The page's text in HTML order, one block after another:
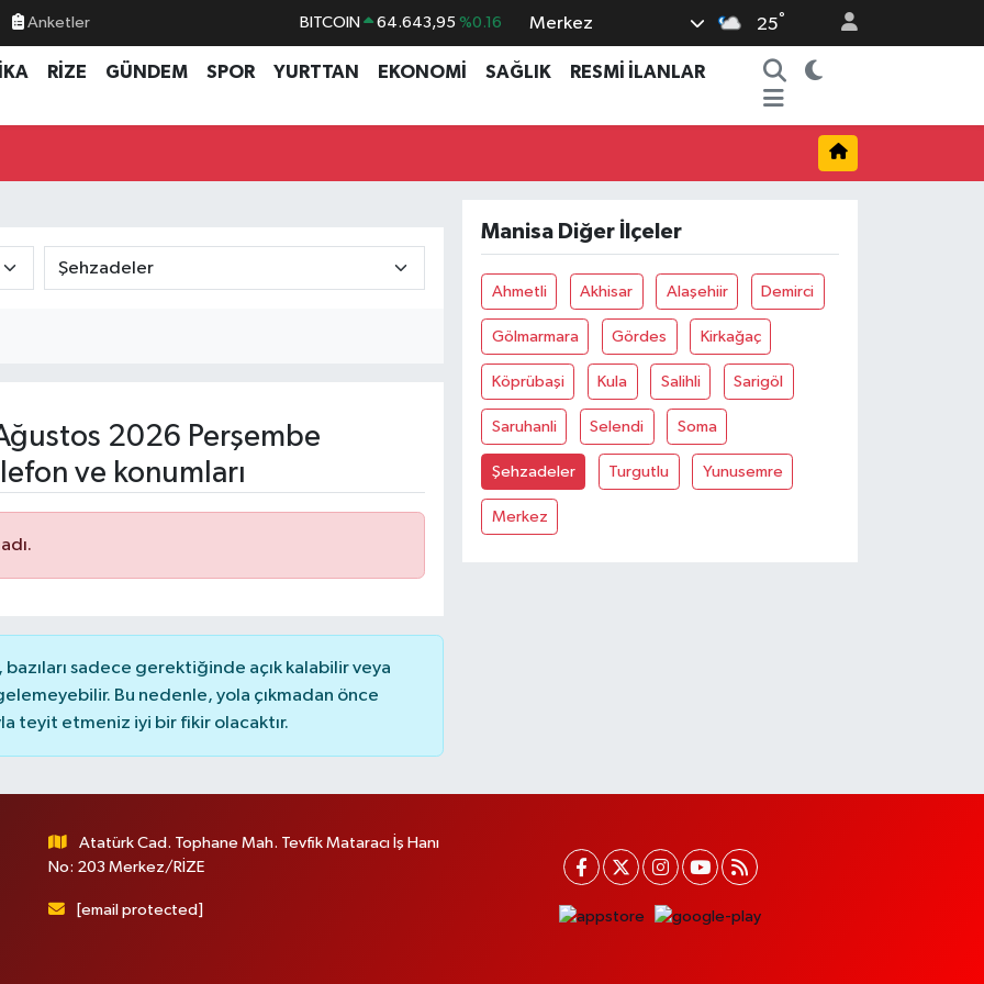
Anketler BITCOIN 64.643,95 %0.16
DOLAR 47,6006 %0.06
GRAM ALTIN 6500.87 %0.12
%70
Merkez 25°
RİZE GÜNDEM SPOR YURTTAN EKONOMİ SAĞLIK
RESMİ İLANLAR
2026 Perşembe
ve konumları
sadece gerektiğinde açık kalabilir veya
Bu nedenle, yola çıkmadan önce
teyit etmeniz iyi bir fikir olacaktır.
Manisa Diğer İlçeler
Ahmetli Akhisar Alaşehiir Demirci
Gölmarmara Gördes Kirkağaç
Köprübaşi Kula Salihli Sarigöl
Saruhanli Selendi Soma
Şehzadeler Turgutlu Yunusemre
Merkez
Atatürk Cad. Tophane Mah. Tevfik Mataracı İş Hanı
No: 203 Merkez/RİZE
[email protected]